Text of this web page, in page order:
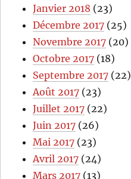
Janvier 2018 (23)
Décembre 2017 (25)
Novembre 2017 (20)
Octobre 2017 (18)
Septembre 2017 (22)
Août 2017 (23)
Juillet 2017 (22)
Juin 2017 (26)
Mai 2017 (23)
Avril 2017 (24)
Mars 2017 (13)